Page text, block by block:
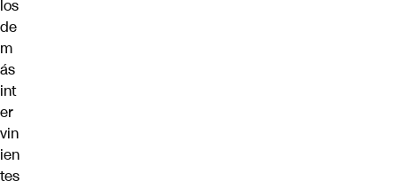
los
de
m
ás
int
er
vin
ien
tes